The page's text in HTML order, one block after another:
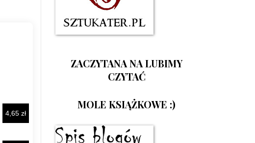
ZACZYTANA NA LUBIMY
CZYTAĆ
MOLE KSIĄŻKOWE :)